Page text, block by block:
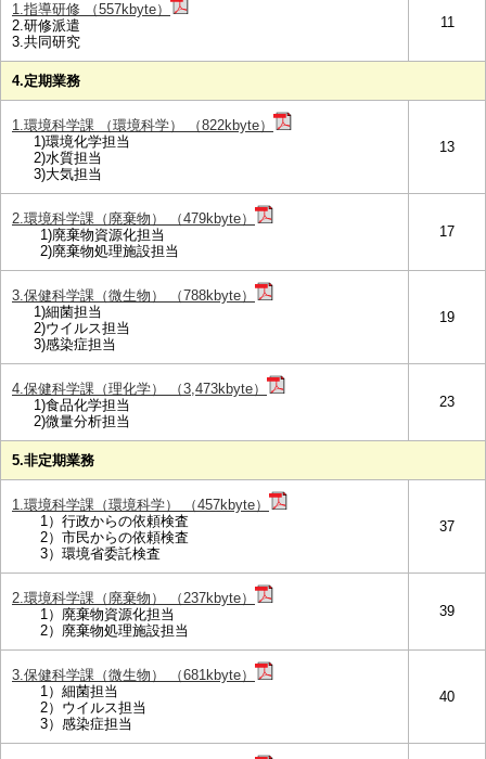
1.指導研修 （557kbyte）
2.研修派遣
3.共同研究
11
4.定期業務
1.環境科学課 （環境科学） （822kbyte）
1)環境化学担当
2)水質担当
3)大気担当
13
2.環境科学課（廃棄物） （479kbyte）
1)廃棄物資源化担当
2)廃棄物処理施設担当
17
3.保健科学課（微生物） （788kbyte）
1)細菌担当
2)ウイルス担当
3)感染症担当
19
4.保健科学課（理化学） （3,473kbyte）
1)食品化学担当
2)微量分析担当
23
5.非定期業務
1.環境科学課（環境科学） （457kbyte）
1）行政からの依頼検査
2）市民からの依頼検査
3）環境省委託検査
37
2.環境科学課（廃棄物） （237kbyte）
1）廃棄物資源化担当
2）廃棄物処理施設担当
39
3.保健科学課（微生物） （681kbyte）
1）細菌担当
2）ウイルス担当
3）感染症担当
40